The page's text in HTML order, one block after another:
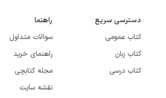
دسترسی سریع
کتاب عمومی
کتاب زبان
کتاب درسی
راهنما
سوالات متداول
راهنمای خرید
مجله کتابچی
نقشه سایت